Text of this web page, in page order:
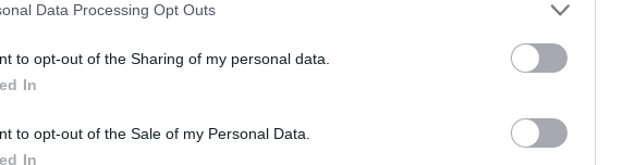
Data Processing Opt Outs
to opt-out of the Sharing of my personal data.
In
to opt-out of the Sale of my Personal Data.
In
Kriminalvården
ÄMNESORD
Anstalten Johannesberg